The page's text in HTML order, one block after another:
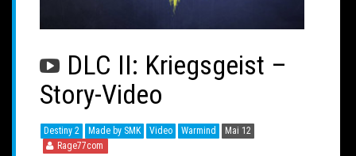
DLC II: Kriegsgeist –
Story-Video
Destiny 2 Made by SMK Video Warmind
Mai 12
Rage77com